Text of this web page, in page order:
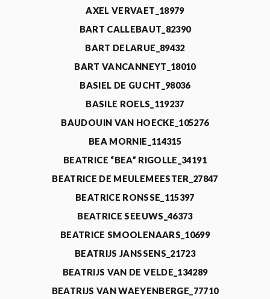
AXEL VERVAET_18979
BART CALLEBAUT_82390
BART DELARUE_89432
BART VANCANNEYT_18010
BASIEL DE GUCHT_98036
BASILE ROELS_119237
BAUDOUIN VAN HOECKE_105276
BEA MORNIE_114315
BEATRICE “BEA” RIGOLLE_34191
BEATRICE DE MEULEMEESTER_27847
BEATRICE RONSSE_115397
BEATRICE SEEUWS_46373
BEATRICE SMOOLENAARS_10699
BEATRIJS JANSSENS_21723
BEATRIJS VAN DE VELDE_134289
BEATRIJS VAN WAEYENBERGE_77710